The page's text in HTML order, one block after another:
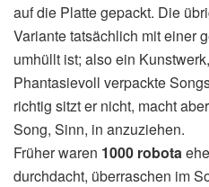
auf die Platte gepackt. Die
Variante tatsächlich mit einer
umhüllt ist; also ein
Phantasievoll verpackte
richtig sitzt er nicht, macht
Song, Sinn, in anzuziehen.
Früher waren 1000 robota
durchdacht, überraschen im